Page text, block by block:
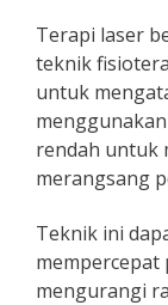
Terapi laser
teknik
untuk
rendah untuk
merangsang
Teknik ini
mempercepat
mengurangi